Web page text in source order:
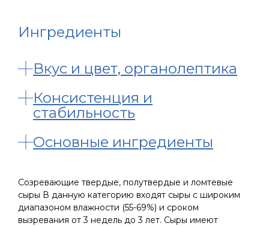
Ингредиенты
Вкус и цвет, органолептика
Консистенция и
стабильность
Основные ингредиенты
Созревающие твердые, полутвердые и ломтевые
сыры В данную категорию входят сыры с широким
диапазоном влажности (55-69%) и сроком
вызревания от 3 недель до 3 лет. Сыры имеют